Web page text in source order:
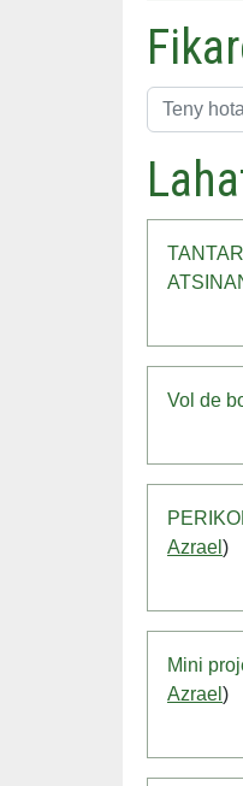
Vol de
Azrael )
Mini
Azrael )